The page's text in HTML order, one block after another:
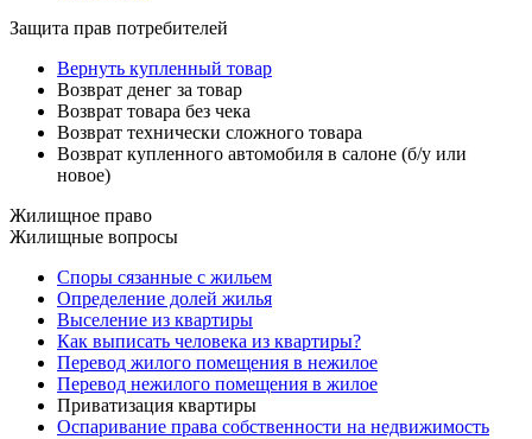
Защита прав потребителей
Вернуть купленный товар
Возврат денег за товар
Возврат товара без чека
Возврат технически сложного товара
Возврат купленного автомобиля в салоне (б/у или
новое)
Жилищное право
Жилищные вопросы
Споры сязанные с жильем
Определение долей жилья
Выселение из квартиры
Как выписать человека из квартиры?
Перевод жилого помещения в нежилое
Перевод нежилого помещения в жилое
Приватизация квартиры
Оспаривание права собственности на недвижимость